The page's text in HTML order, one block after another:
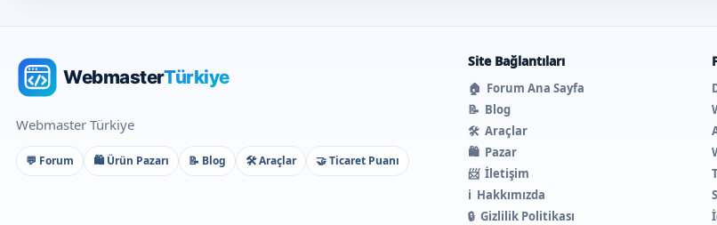
Webmaster Türkiye
💬 Forum 🛍️ Ürün Pazarı 📝 Blog 🛠️ Araçlar 🤝 Ticaret Puanı
Site Bağlantıları
🏠 Forum Ana Sayfa
📝 Blog
🛠️ Araçlar
🛍️ Pazar
📨 İletişim
ℹ️ Hakkımızda
🔒 Gizlilik Politikası